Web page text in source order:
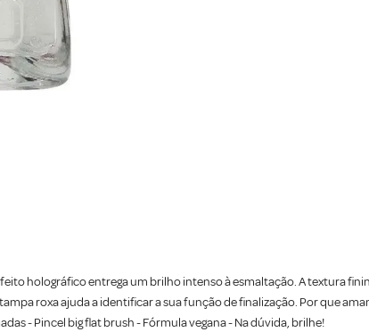
holográfico entrega um brilho intenso à esmaltação. A textura
roxa ajuda a identificar a sua função de finalização. Por que
- Pincel big flat brush - Fórmula vegana - Na dúvida, brilhe!